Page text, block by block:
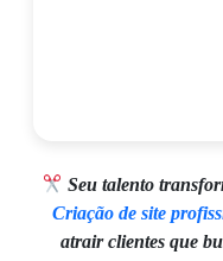
Seu talento
Criação de site
atrair clientes que